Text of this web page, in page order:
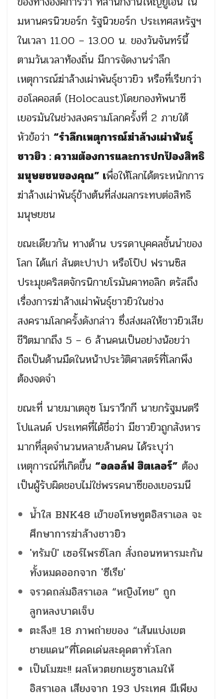
มหานครนิวยอร์ก รัฐนิวยอร์ก ประเทศสหรัฐฯ
ในเวลา 11.00 – 13.00 น. ของวันจันทร์นี้
ตามวันเวลาท้องถิ่น มีการจัดงานรำลึก
เหตุการณ์ฆ่าล้างเผ่าพันธุ์ชาวยิว หรือที่เรียกว่า
ฮอโลคอสต์ (Holocaust)โดยกองทัพนาซี
เยอรมันในช่วงสงครามโลกครั้งที่ 2 ภายใต้
หัวข้อว่า “รำลึกเหตุการณ์ฆ่าล้างเผ่าพันธุ์
ชาวยิว : ความต้องการและการปกป้องสิทธิ
มนุษยชนของคุณ” เพื่อให้โลกได้ตระหนักการ
ฆ่าล้างเผ่าพันธุ์ข้างต้นที่ส่งผลกระทบต่อสิทธิ
มนุษยชน
ขณะเดียวกัน ทางด้าน บรรดาบุคคลชั้นนำของ
โลก ได้แก่ สันตะปาปา หรือโป๊ป ฟรานซิส
ประมุขคริสตจักรนิกายโรมันคาทอลิก ตรัสถึง
เรื่องการฆ่าล้างเผ่าพันธุ์ชาวยิวในช่วง
สงครามโลกครั้งดังกล่าว ซึ่งส่งผลให้ชาวยิวเสีย
ชีวิตมากถึง 5 – 6 ล้านคนเป็นอย่างน้อยว่า
ถือเป็นด้านมืดในหน้าประวัติศาสตร์ที่โลกพึง
ต้องจดจำ
ขณะที่ นายมาเตอุซ โมราวีกกี นายกรัฐมนตรี
โปแลนด์ ประเทศที่ได้ชื่อว่า มีชาวยิวถูกสังหาร
มากที่สุดจำนวนหลายล้านคน ได้ระบุว่า
เหตุการณ์ที่เกิดขึ้น “อดอล์ฟ ฮิตเลอร์” ต้อง
เป็นผู้รับผิดชอบไม่ใช่พรรคนาซีของเยอรมนี
น้ำใส BNK48 เข้าขอโทษทูตอิสราเอล จะ
ศึกษาการฆ่าล้างชาวยิว
'ทรัมป์' เซอร์ไพรซ์โลก สั่งถอนทหารมะกัน
ทั้งหมดออกจาก 'ซีเรีย'
จรวดถล่มอิสราเอล “หญิงไทย” ถูก
ลูกหลงบาดเจ็บ
ตะลึง!! 18 ภาพถ่ายของ “เส้นแบ่งเขต
ชายแดน”ที่โดดเด่นสะดุดตาทั่วโลก
เป็นโมฆะ!! ผลโหวตยกเยรูซาเลมให้
อิสราเอล เสียงจาก 193 ประเทศ มีเพียง